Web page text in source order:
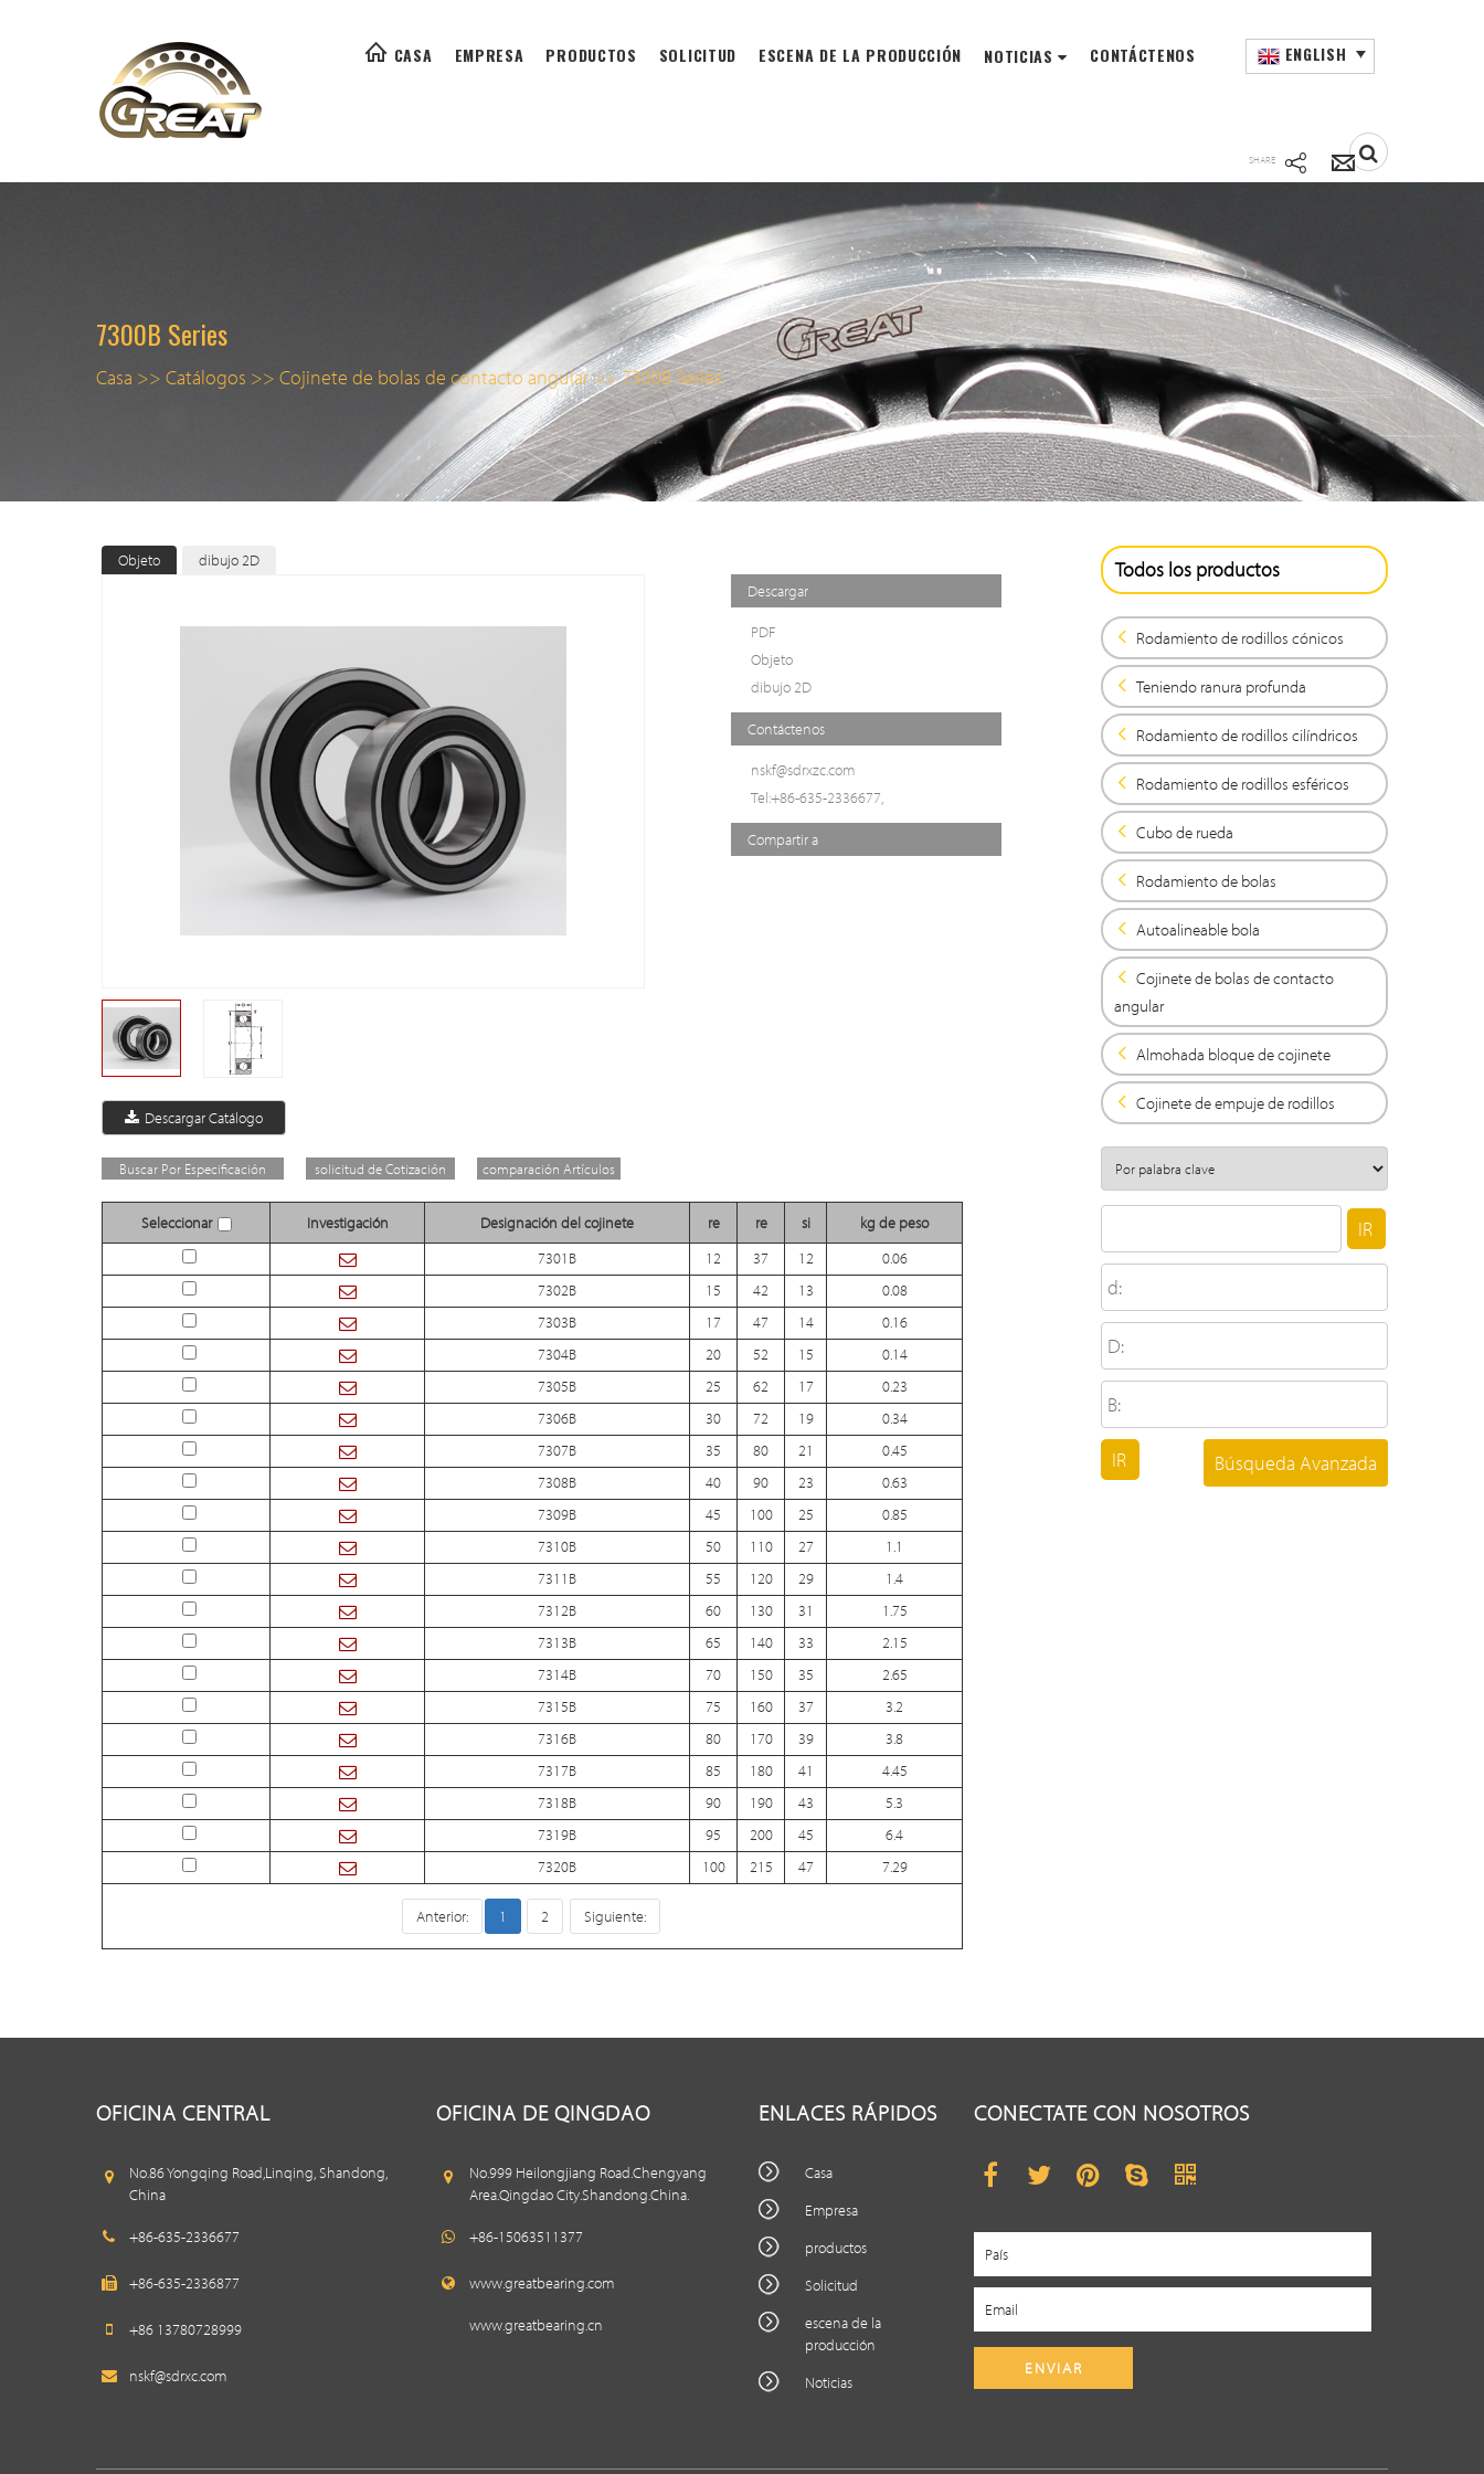
CASA EMPRESA PRODUCTOS SOLICITUD ESCENA DE LA PRODUCCIÓN NOTICIAS CONTÁCTENOS ENGLISH
SHARE
7300B Series
Casa >> Catálogos >> Cojinete de bolas de contacto angular>>7300B Series
Todos los productos
Rodamiento de rodillos cónicos
Teniendo ranura profunda
Rodamiento de rodillos cilíndricos
Rodamiento de rodillos esféricos
Cubo de rueda
Rodamiento de bolas
Autoalineable bola
Cojinete de bolas de contacto
angular
Almohada bloque de cojinete
Cojinete de empuje de rodillos
Búsqueda Avanzada
Objeto
dibujo 2D
Descargar
PDF
Objeto
dibujo 2D
Contáctenos
nskf@sdrxzc.com
Tel:+86-635-2336677,
Compartir a
Descargar Catálogo
Buscar Por Especificación solicitud de Cotización comparación Artículos
Seleccionar Investigación Designación del cojinete re re si
kg de peso
7301B
12 37 12
0.06
7302B
15 42 13
0.08
7303B
17 47 14
0.16
7304B
20 52 15
0.14
7305B
25 62 17
0.23
7306B
30 72 19
0.34
7307B
35 80 21
0.45
7308B
40 90 23
0.63
7309B
45 100 25
0.85
7310B
50 110 27
1.1
7311B
55 120 29
1.4
7312B
60 130 31
1.75
7313B
65 140 33
2.15
7314B
70 150 35
2.65
7315B
75 160 37
3.2
7316B
80 170 39
3.8
7317B
85 180 41
4.45
7318B
90 190 43
5.3
7319B
95 200 45
6.4
7320B
100 215 47 7.29
Anterior: 1 2 Siguiente:
OFICINA CENTRAL
No.86 Yongqing Road,Linqing, Shandong,
China
+86-635-2336677
+86-635-2336877
+86 13780728999
nskf@sdrxc.com
OFICINA DE QINGDAO
No.999 Heilongjiang Road.Chengyang
Area.Qingdao City.Shandong.China.
+86-15063511377
www.greatbearing.com
www.greatbearing.cn
ENLACES RÁPIDOS
Casa
Empresa
productos
Solicitud
escena de la
producción
Noticias
CONECTATE CON NOSOTROS